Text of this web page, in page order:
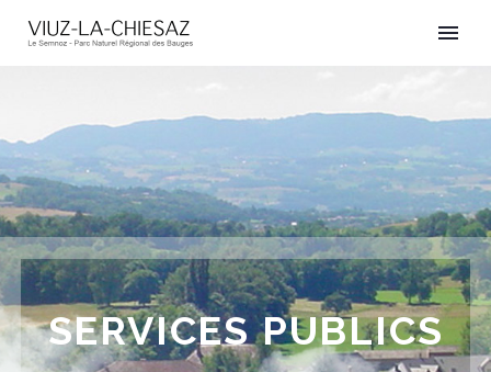
SERVICES PUBLICS